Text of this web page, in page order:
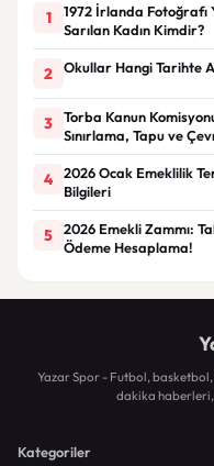
1
1972 İrlanda Fotoğrafı
Sarılan Kadın Kimdir?
2 Okullar Hangi Tarihte
3
Torba Kanun
Sınırlama, Tapu ve
4
2026 Ocak Emeklilik
Bilgileri
5
2026 Emekli Zammı:
Ödeme Hesaplama!
Yazar Spor - Futbol,
dakika haberleri,
Kategoriler